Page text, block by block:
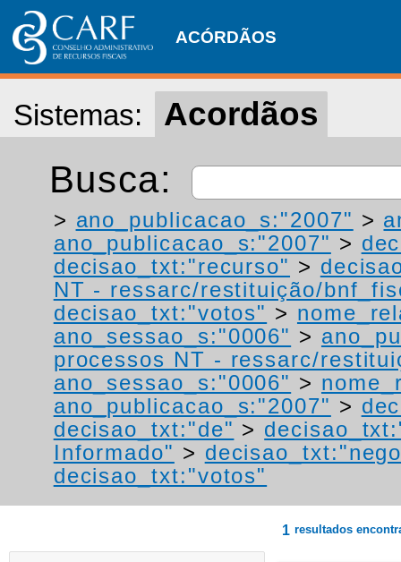
ACÓRDÃOS
Sistemas: Acordãos
Busca:
> ano_publicacao_s:"2007" >
ano_publicacao_s:"2007" >
decisao_txt:"recurso" >
NT - ressarc/restituição/
decisao_txt:"votos" >
ano_sessao_s:"0006" >
processos NT - ressarc/
ano_sessao_s:"0006" >
ano_publicacao_s:"2007" >
decisao_txt:"de" >
Informado" >
decisao_txt:"votos"
1 resultados